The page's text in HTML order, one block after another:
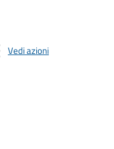
Vedi azioni